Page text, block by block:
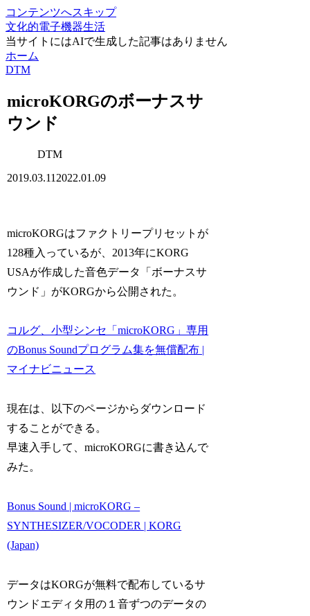
コンテンツへスキップ
文化的電子機器生活
当サイトにはAIで生成した記事はありません
ホーム
DTM
microKORGのボーナスサ
ウンド
DTM
2019.03.11 2022.01.09
microKORGはファクトリープリセットが
128種入っているが、2013年にKORG
USAが作成した音色データ「ボーナスサ
ウンド」がKORGから公開された。
コルグ、小型シンセ「microKORG」専用
のBonus Soundプログラム集を無償配布 |
マイナビニュース
現在は、以下のページからダウンロード
することができる。
早速入手して、microKORGに書き込んで
みた。
Bonus Sound | microKORG –
SYNTHESIZER/VOCODER | KORG
(Japan)
データはKORGが無料で配布しているサ
ウンドエディタ用の１音ずつのデータの